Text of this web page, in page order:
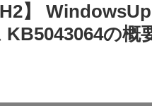
】
の概